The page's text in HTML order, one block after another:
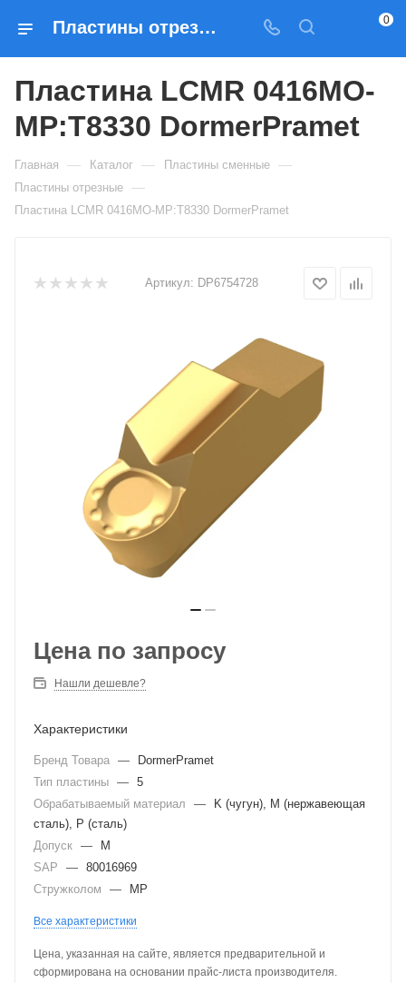
Пластины отрезные Пластина LCMR 0416MO-MP:T8330 DormerPramet — купить по выгодным ценам в Москве 0
Пластина LCMR 0416MO-
MP:T8330 DormerPramet
Главная — Каталог — Пластины сменные —
Пластины отрезные —
Пластина LCMR 0416MO-MP:T8330 DormerPramet
Артикул: DP6754728
Цена по запросу
Нашли дешевле?
Характеристики
Бренд Товара —
DormerPramet
Тип пластины — 5
Обрабатываемый материал
—
K (чугун), M (нержавеющая
сталь), P (сталь)
Допуск —
M
SAP
— 80016969
Стружколом
— MP
Все характеристики
Цена, указанная на сайте, является предварительной и
сформирована на основании прайс-листа производителя.